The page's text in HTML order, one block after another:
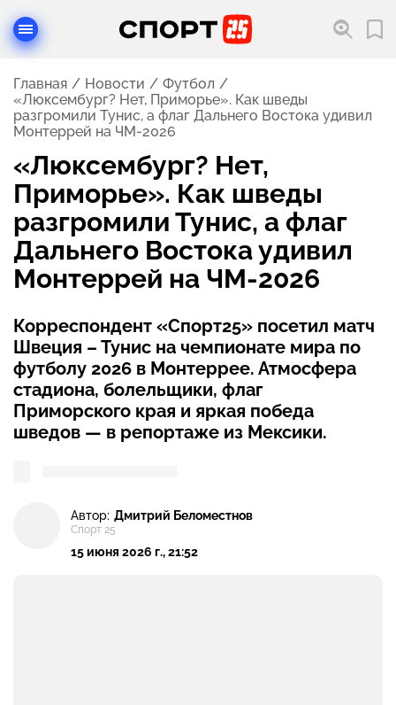
Главная Новости
Футбол
«Люксембург? Нет, Приморье». Как шведы
разгромили Тунис, а флаг Дальнего Востока удивил
Монтеррей на ЧМ-2026
«Люксембург? Нет,
Приморье». Как шведы
разгромили Тунис, а флаг
Дальнего Востока удивил
Монтеррей на ЧМ-2026
Корреспондент «Спорт25» посетил матч
Швеция – Тунис на чемпионате мира по
футболу 2026 в Монтеррее. Атмосфера
стадиона, болельщики, флаг
Приморского края и яркая победа
шведов — в репортаже из Мексики.
Автор: Дмитрий Беломестнов
Спорт 25
15 июня 2026 г., 21:52